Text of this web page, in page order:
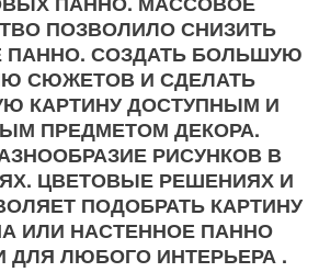
ПОЗВОЛИЛО СНИЗИТЬ
ПАННО. СОЗДАТЬ БОЛЬШУЮ
СЮЖЕТОВ И СДЕЛАТЬ
КАРТИНУ ДОСТУПНЫМ И
ПРЕДМЕТОМ ДЕКОРА.
РИСУНКОВ В
ЦВЕТОВЫЕ РЕШЕНИЯХ И
ПОДОБРАТЬ КАРТИНУ
ИЛИ НАСТЕННОЕ ПАННО
ДЛЯ ЛЮБОГО ИНТЕРЬЕРА .